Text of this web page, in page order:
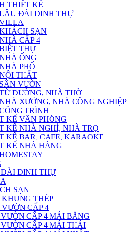
THIẾT KẾ
ĐÀI DINH THỰ
SẠN
CẤP 4
THỰ
ỐNG
PHỐ
THẤT
VƯỜN
ĐƯỜNG, NHÀ THỜ
XƯỞNG, NHÀ CÔNG NGHIỆP
TRÌNH
KẾ VĂN PHÒNG
KẾ NHÀ NGHỈ, NHÀ TRỌ
KẾ BAR, CAFE, KARAOKE
KẾ NHÀ HÀNG
DINH THỰ
SẠN
THÉP
CẤP 4
CẤP 4 MÁI BẰNG
CẤP 4 MÁI THÁI